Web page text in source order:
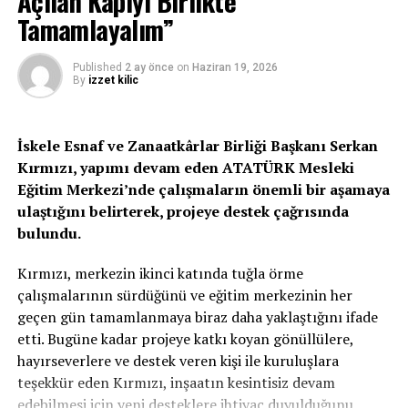
artması hedeflerimiz arasında yer almaktadır. 2003
yılından bu yana yapılan ve planlanan yatırımlar ile
Asya, Avrupa ve Afrika arasında lojistik merkez olma
yolundaki hedefimiz, aynı zaman bölgesel güç irademizi
güçlendirirken, küresel bir güç olma yolundaki
dünyadaki gücünün artması, şüphesiz KKTC’nin de
özellikle Doğu Akdeniz havzasındaki gücünü ve etki
alanını perçinleyecektir. Bu da her iki ülke için bir bütün
içerisinde hareket etmenin ne kadar önemli olduğunu bir
kez daha ortaya çıkarmaktadır. Türkiye’nin bütünsel
taşımaktadır.”
Karaismailoğlu, bu bütünlüğün gereği olarak KKTC’nin
Bayındırlık ve Ulaştırma Bakanlığı ile kara, hava, demir
ve deniz yollarındaki ulaşım modlarının yanı sıra iletişim
ve haberleşme projelerinde de yoğun iş birliği içerisinde
Tamamlayalım”
Published 2 ay önce on Haziran 19, 2026
By izzet kilic
İskele Esnaf ve Zanaatkârlar Birliği Başkanı Serkan
Kırmızı, yapımı devam eden ATATÜRK Mesleki
Eğitim Merkezi’nde çalışmaların önemli bir aşamaya
ulaştığını belirterek, projeye destek çağrısında
bulundu.
Kırmızı, merkezin ikinci katında tuğla örme
çalışmalarının sürdüğünü ve eğitim merkezinin her
geçen gün tamamlanmaya biraz daha yaklaştığını ifade
etti. Bugüne kadar projeye katkı koyan gönüllülere,
hayırseverlere ve destek veren kişi ile kuruluşlara
teşekkür eden Kırmızı, inşaatın kesintisiz devam